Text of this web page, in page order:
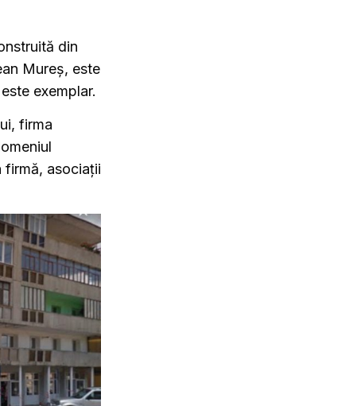
din
Mureș, este
exemplar.
firma
firmă, asociații